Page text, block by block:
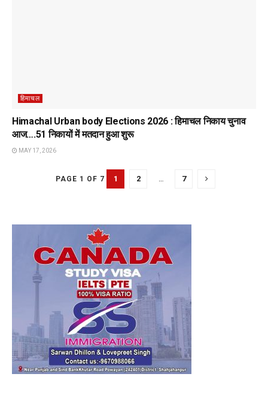
हिमाचल
Himachal Urban body Elections 2026 : हिमाचल निकाय चुनाव
आज….51 निकायों में मतदान हुआ शुरू
MAY 17, 2026
PAGE 1 OF 7 1 2 7